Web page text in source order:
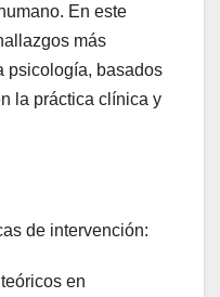
En este
más
psicología, basados
la práctica clínica y
de intervención:
en